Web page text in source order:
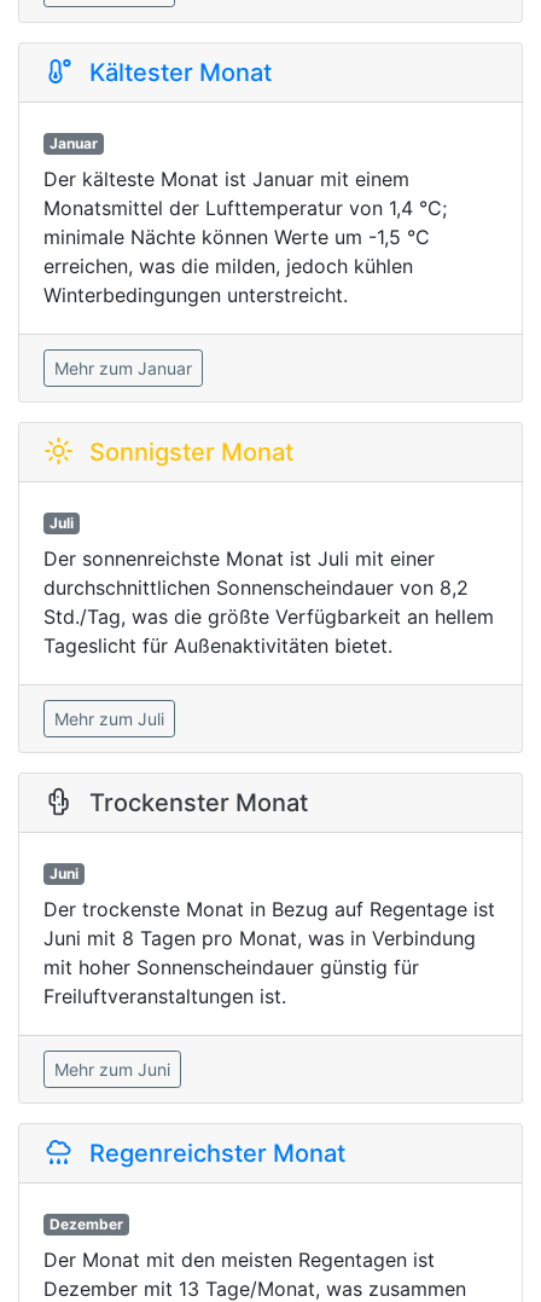
Kältester Monat
Januar
Der kälteste Monat ist Januar mit einem
Monatsmittel der Lufttemperatur von 1,4 °C;
minimale Nächte können Werte um -1,5 °C
erreichen, was die milden, jedoch kühlen
Winterbedingungen unterstreicht.
Mehr zum Januar
Sonnigster Monat
Juli
Der sonnenreichste Monat ist Juli mit einer
durchschnittlichen Sonnenscheindauer von 8,2
Std./Tag, was die größte Verfügbarkeit an hellem
Tageslicht für Außenaktivitäten bietet.
Mehr zum Juli
Trockenster Monat
Juni
Der trockenste Monat in Bezug auf Regentage ist
Juni mit 8 Tagen pro Monat, was in Verbindung
mit hoher Sonnenscheindauer günstig für
Freiluftveranstaltungen ist.
Mehr zum Juni
Regenreichster Monat
Dezember
Der Monat mit den meisten Regentagen ist
Dezember mit 13 Tage/Monat, was zusammen